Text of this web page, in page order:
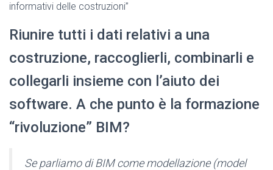
informativi delle costruzioni”
Riunire tutti i dati relativi a una
costruzione, raccoglierli, combinarli e
collegarli insieme con l’aiuto dei
software. A che punto è la formazione
“rivoluzione” BIM?
Se parliamo di BIM come modellazione (model